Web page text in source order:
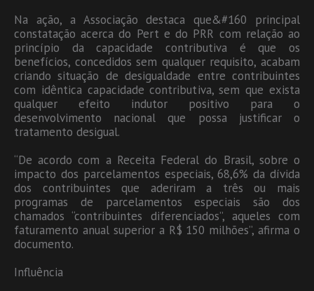
Na ação, a Associação destaca que&#160 principal
constatação acerca do Pert e do PRR com relação ao
princípio da capacidade contributiva é que os
benefícios, concedidos sem qualquer requisito, acabam
criando situação de desigualdade entre contribuintes
com idêntica capacidade contributiva, sem que exista
qualquer efeito indutor positivo para o
desenvolvimento nacional que possa justificar o
tratamento desigual.
“De acordo com a Receita Federal do Brasil, sobre o
impacto dos parcelamentos especiais, 68,6% da dívida
dos contribuintes que aderiram a três ou mais
programas de parcelamentos especiais são dos
chamados “contribuintes diferenciados”, aqueles com
faturamento anual superior a R$ 150 milhões”, afirma o
documento.
Influência